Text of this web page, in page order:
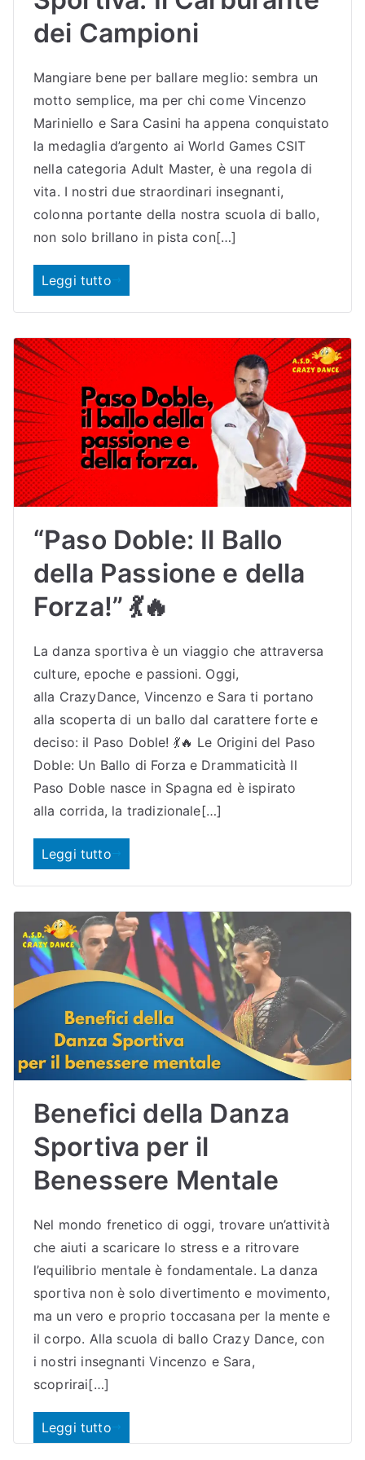
dei Campioni
Mangiare bene per ballare meglio: sembra un
motto semplice, ma per chi come Vincenzo
Mariniello e Sara Casini ha appena conquistato
la medaglia d’argento ai World Games CSIT
nella categoria Adult Master, è una regola di
vita. I nostri due straordinari insegnanti,
colonna portante della nostra scuola di ballo,
non solo brillano in pista con[…]
Leggi tutto
“Paso Doble: Il Ballo
della Passione e della
Forza!” 💃🔥
La danza sportiva è un viaggio che attraversa
culture, epoche e passioni. Oggi,
alla CrazyDance, Vincenzo e Sara ti portano
alla scoperta di un ballo dal carattere forte e
deciso: il Paso Doble! 💃🔥 Le Origini del Paso
Doble: Un Ballo di Forza e Drammaticità Il
Paso Doble nasce in Spagna ed è ispirato
alla corrida, la tradizionale[…]
Leggi tutto
Benefici della Danza
Sportiva per il
Benessere Mentale
Nel mondo frenetico di oggi, trovare un’attività
che aiuti a scaricare lo stress e a ritrovare
l’equilibrio mentale è fondamentale. La danza
sportiva non è solo divertimento e movimento,
ma un vero e proprio toccasana per la mente e
il corpo. Alla scuola di ballo Crazy Dance, con
i nostri insegnanti Vincenzo e Sara,
scoprirai[…]
Leggi tutto